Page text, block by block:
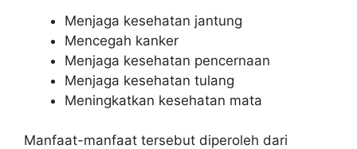
Menjaga kesehatan jantung
Mencegah kanker
Menjaga kesehatan pencernaan
Menjaga kesehatan tulang
Meningkatkan kesehatan mata
Manfaat-manfaat tersebut diperoleh dari